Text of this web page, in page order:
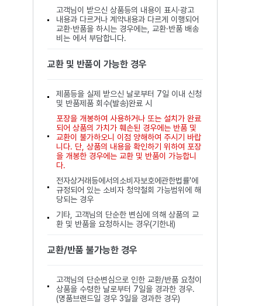
고객님이 받으신 상품등의 내용이 표시·광고
내용과 다르거나 계약내용과 다르게 이행되어
교환·반품을 하시는 경우에는, 교환·반품 배송
비는 에서 부담합니다.
교환 및 반품이 가능한 경우
제품등을 실제 받으신 날로부터 7일 이내 신청
및 반품제품 회수(발송)완료 시
포장을 개봉하여 사용하거나 또는 설치가 완료
되어 상품의 가치가 훼손된 경우에는 반품 및
교환이 불가하오니 이점 양해하여 주시기 바랍
니다. 단, 상품의 내용을 확인하기 위하여 포장
을 개봉한 경우에는 교환 및 반품이 가능합니
다.
전자상거래등에서의소비자보호에관한법률'에
규정되어 있는 소비자 청약철회 가능범위에 해
당되는 경우
기타, 고객님의 단순한 변심에 의해 상품의 교
환 및 반품을 요청하시는 경우(기한내)
교환/반품 불가능한 경우
고객님의 단순변심으로 인한 교환/반품 요청이
상품을 수령한 날로부터 7일을 경과한 경우.
(명품브랜드일 경우 3일을 경과한 경우)